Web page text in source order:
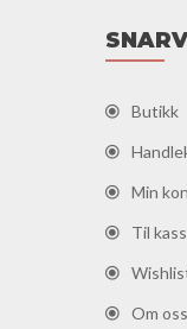
Butikk
Min
Til
Om oss